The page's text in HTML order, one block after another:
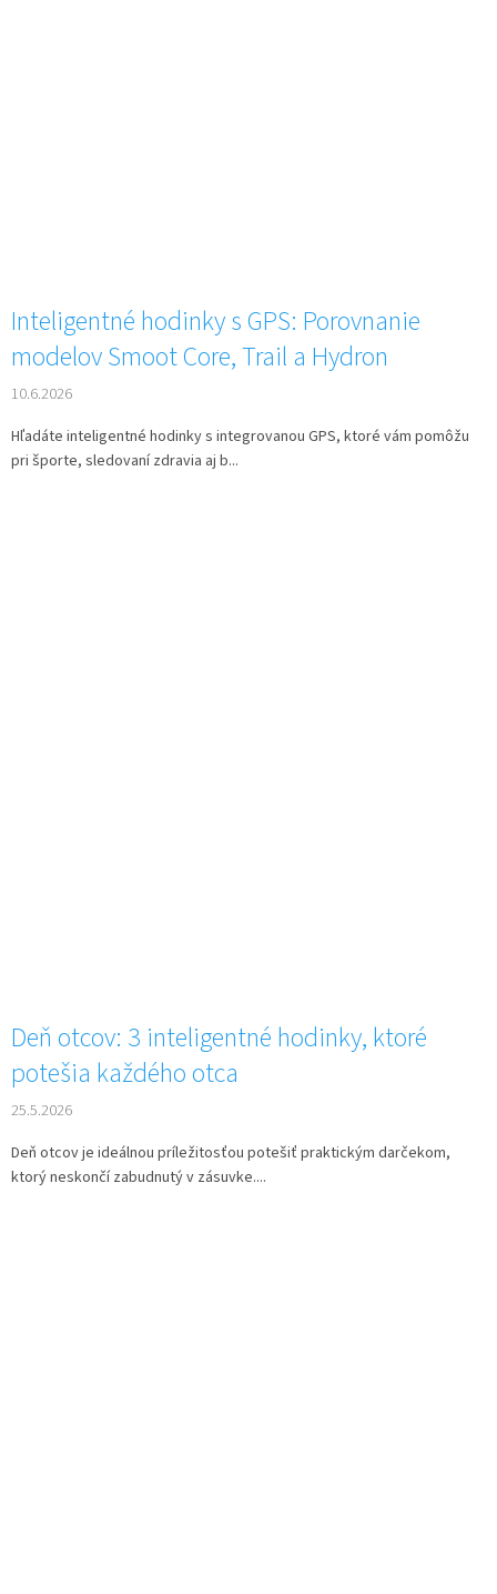
Inteligentné hodinky s GPS: Porovnanie
modelov Smoot Core, Trail a Hydron
10.6.2026
Hľadáte inteligentné hodinky s integrovanou GPS, ktoré vám pomôžu
pri športe, sledovaní zdravia aj b...
Deň otcov: 3 inteligentné hodinky, ktoré
potešia každého otca
25.5.2026
Deň otcov je ideálnou príležitosťou potešiť praktickým darčekom,
ktorý neskončí zabudnutý v zásuvke....